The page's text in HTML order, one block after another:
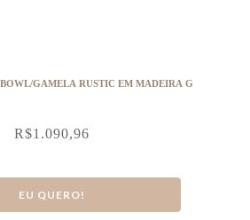
GAMELA RUSTIC EM MADEIRA G
R$1.090,96
EU QUERO!